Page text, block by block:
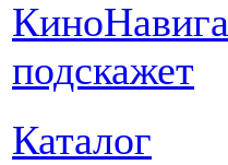
Каталог